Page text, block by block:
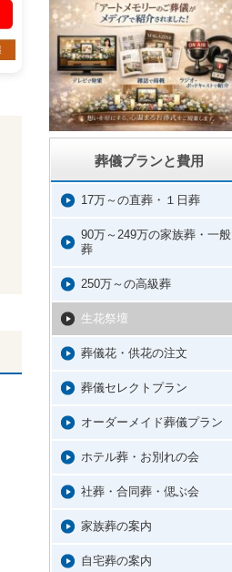
葬儀プランと費用
17万～の直葬・１日葬
90万～249万の家族葬・一般
葬
250万～の高級葬
生花祭壇
葬儀花・供花の注文
葬儀セレクトプラン
オーダーメイド葬儀プラン
ホテル葬・お別れの会
社葬・合同葬・偲ぶ会
家族葬の案内
自宅葬の案内